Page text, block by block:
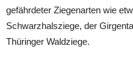
gefährdeter Ziegenarten wie
Schwarzhalsziege, der
Thüringer Waldziege.